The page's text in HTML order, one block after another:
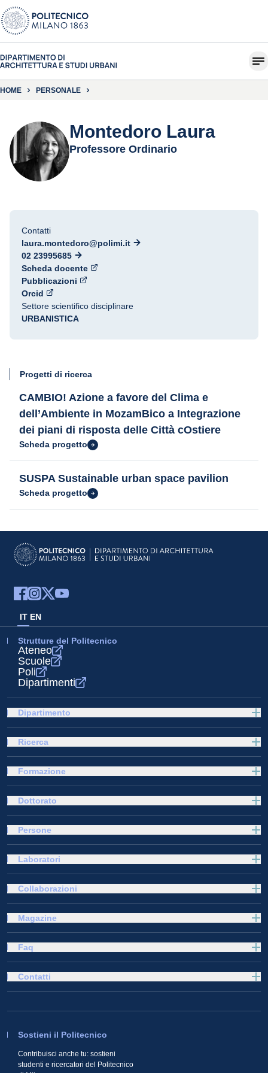
HOME PERSONALE
Montedoro Laura
Professore Ordinario
Contatti
laura.montedoro@polimi.it
02 23995685
Scheda docente
Pubblicazioni
Orcid
Settore scientifico disciplinare
URBANISTICA
Progetti di ricerca
CAMBIO! Azione a favore del Clima e
dell’Ambiente in MozamBico a Integrazione
dei piani di risposta delle Città cOstiere
Scheda progetto
SUSPA Sustainable urban space pavilion
Scheda progetto
IT EN
Strutture del Politecnico
Ateneo
Scuole
Poli
Dipartimenti
Dipartimento
Ricerca
Formazione
Dottorato
Persone
Laboratori
Collaborazioni
Magazine
Faq
Sostieni il Politecnico
Contribuisci anche tu: sostieni
studenti e ricercatori del Politecnico
Contatti